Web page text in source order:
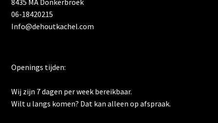
8435 MA Donkerbroek
06-18420215
Info@dehoutkachel.com
Openings tijden:
Wij zijn 7 dagen per week bereikbaar.
Wilt u langs komen? Dat kan alleen op afspraak.